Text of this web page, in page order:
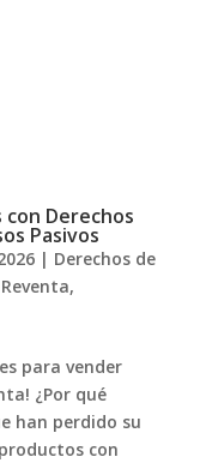
Derechos
Pasivos
| Derechos de
,
para vender
¿Por qué
han perdido su
con